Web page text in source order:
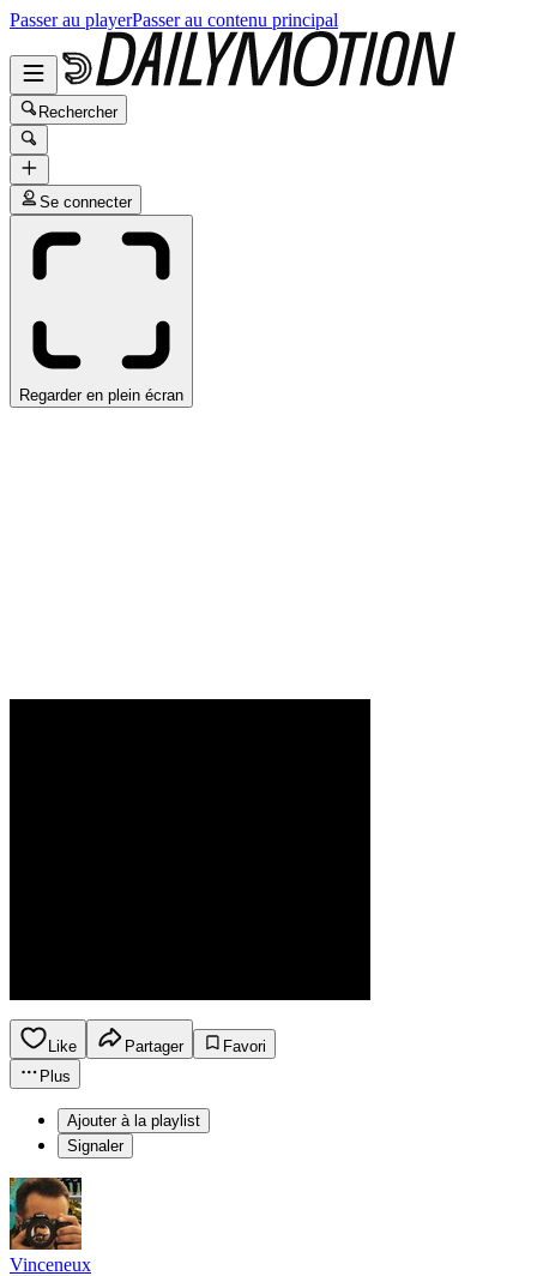
Passer au playerPasser au contenu principal
Rechercher
Se connecter
Regarder en plein écran
Like Partager
Favori
Plus
Ajouter à la playlist
Signaler
Vinceneux